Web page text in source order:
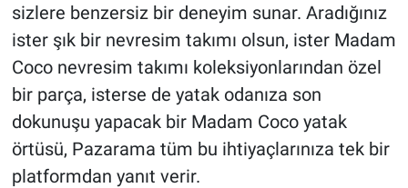
sizlere benzersiz bir deneyim sunar. Aradığınız
ister şık bir nevresim takımı olsun, ister Madam
Coco nevresim takımı koleksiyonlarından özel
bir parça, isterse de yatak odanıza son
dokunuşu yapacak bir Madam Coco yatak
örtüsü, Pazarama tüm bu ihtiyaçlarınıza tek bir
platformdan yanıt verir.